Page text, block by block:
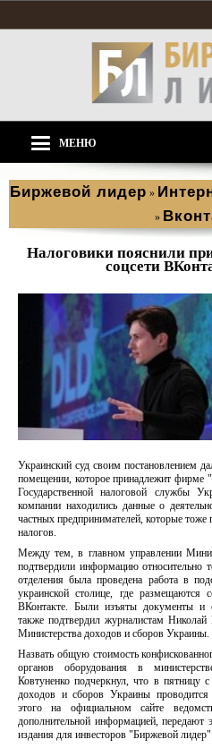
МЕНЮ
Биржевой лидер »
»
Налоговики пояснили
соцсети
Украинский суд своим постановлением
помещении, которое принадлежит
Государственной налоговой службы
компании находились данные о
частных предпринимателей, которые
налогов.
Между тем, в главном управлении
подтвердили информацию относительно
отделения была проведена работа в
украинской столице, где размещаются
ВКонтакте. Были изъяты документы и
также подтвердил журналистам Николай
Министерства доходов и сборов Украины.
Назвать общую стоимость
органов оборудования в
Ковтуненко подчеркнул, что в пятницу
доходов и сборов Украины проводится
этого на официальном сайте
дополнительной информацией,
издания для инвесторов "Биржевой лидер".